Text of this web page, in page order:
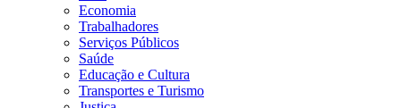
Economia
Trabalhadores
Serviços Públicos
Saúde
Educação e Cultura
Transportes e Turismo